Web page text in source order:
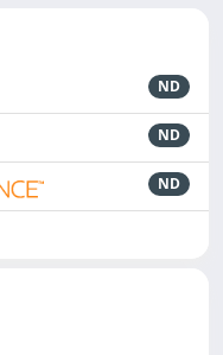
ND
ND
ND